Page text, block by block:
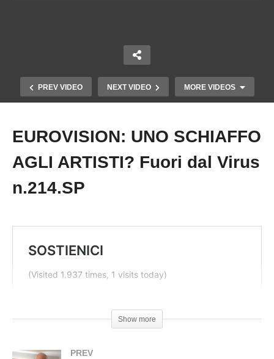
PREV VIDEO NEXT VIDEO MORE VIDEOS
Copy Embed Code
DELL’IVA SULLE ARMI. Fuori dal Virus n.212.SP
EUROVISION: UNO SCHIAFFO
AGLI ARTISTI? Fuori dal Virus
n.214.SP
Show more
PREV